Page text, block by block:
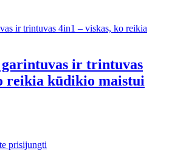
garintuvas ir trintuvas
reikia kūdikio maistui
prisijungti